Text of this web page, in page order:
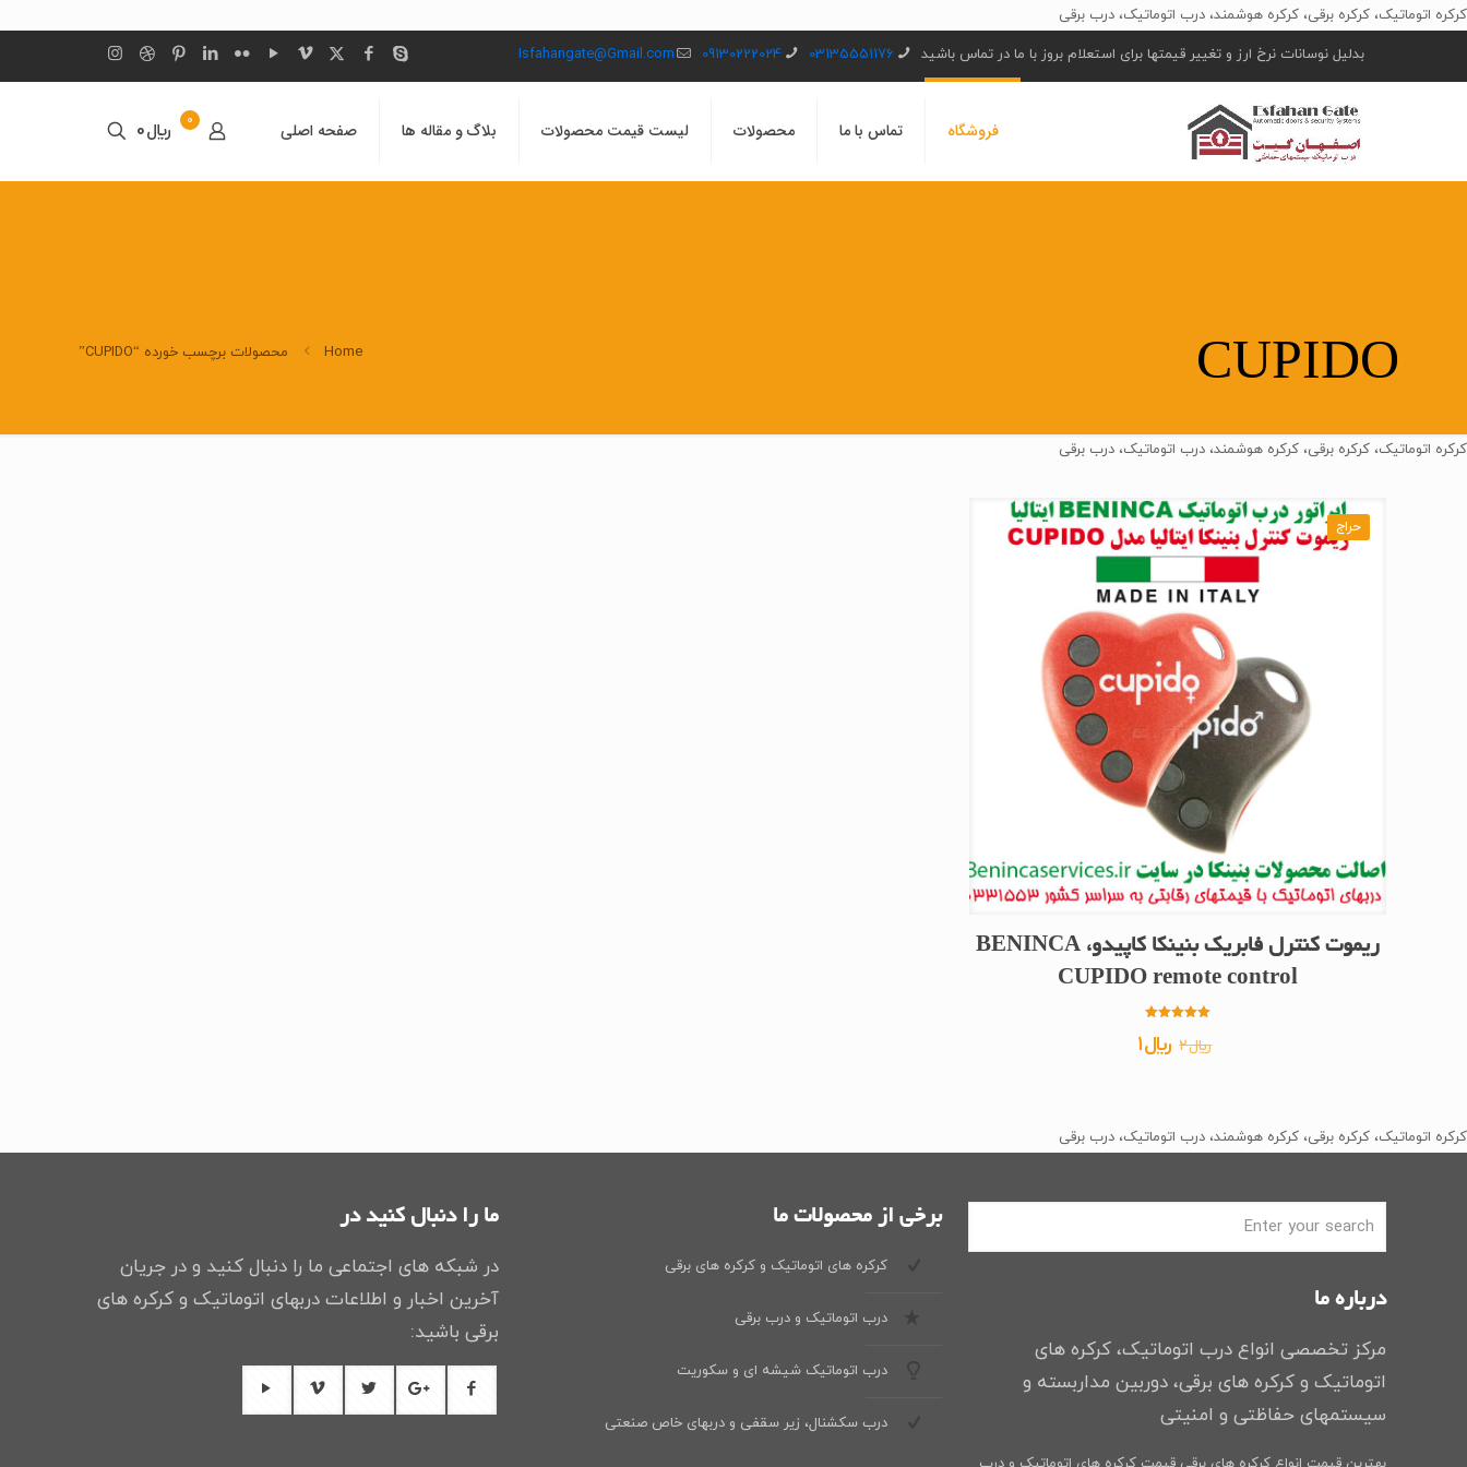
کرکره اتوماتیک، کرکره برقی، کرکره هوشمند، درب اتوماتیک، درب برقی
بدلیل نوسانات نرخ ارز و تغییر قیمتها برای استعلام بروز با ما در تماس باشید
03135551176
09130222024
Isfahangate@Gmail.com
فروشگاه تماس با ما محصولات لیست قیمت محصولات بلاگ و مقاله ها صفحه اصلی 0 ﷼0
CUPIDO
Home محصولات برچسب خورده “CUPIDO”
کرکره اتوماتیک، کرکره برقی، کرکره هوشمند، درب اتوماتیک، درب برقی
حراج
ریموت کنترل فابریک بنینکا کاپیدو، BENINCA
CUPIDO remote control
5.00
از 5 ﷼2 قیمت
بود.
﷼1قیمت
است.
کرکره اتوماتیک، کرکره برقی، کرکره هوشمند، درب اتوماتیک، درب برقی
درباره ما
مرکز تخصصی انواع درب اتوماتیک، کرکره های
اتوماتیک و کرکره های برقی، دوربین مداربسته و
سیستمهای حفاظتی و امنیتی
برخی از محصولات ما
کرکره های اتوماتیک و کرکره های برقی
درب اتوماتیک و درب برقی
درب اتوماتیک شیشه ای و سکوریت
درب سکشنال، زیر سقفی و دربهای خاص صنعتی
ما را دنبال کنید در
در شبکه های اجتماعی ما را دنبال کنید و در جریان
آخرین اخبار و اطلاعات دربهای اتوماتیک و کرکره های
برقی باشید: